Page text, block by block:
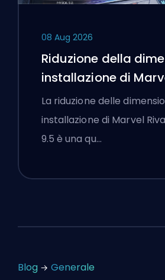
08 Aug 2026
Riduzione della
installazione di
Season 9.5 Spiegata
La riduzione delle
installazione di Marvel
9.5 è una qu…
Blog Generale